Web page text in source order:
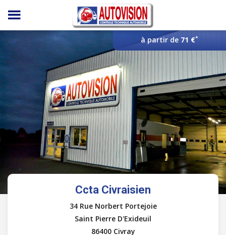
Panneau de gestion des cookies
à partir de 71 €*
Ccta Civraisien
34 Rue Norbert Portejoie
Saint Pierre D'Exideuil
86400 Civray